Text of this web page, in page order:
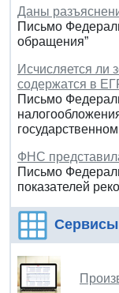
Даны
Письмо
обращения”
Исчисляется ли
содержатся в
Письмо
ФНС
Письмо
показателей
Сервисы